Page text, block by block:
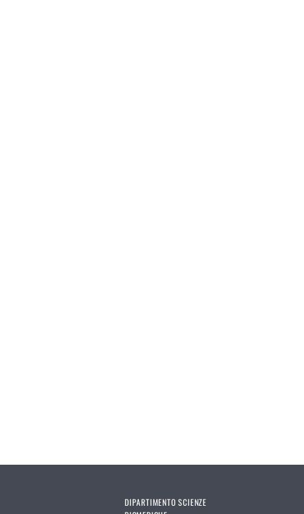
DIPARTIMENTO SCIENZE